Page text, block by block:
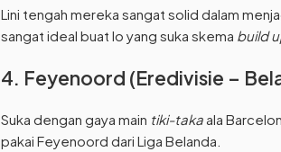
Lini tengah mereka sangat solid dalam
sangat ideal buat lo yang suka skema build
4. Feyenoord (Eredivisie –
Suka dengan gaya main tiki-taka ala
pakai Feyenoord dari Liga Belanda.